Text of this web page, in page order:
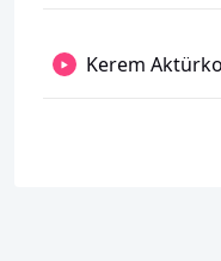
Kerem